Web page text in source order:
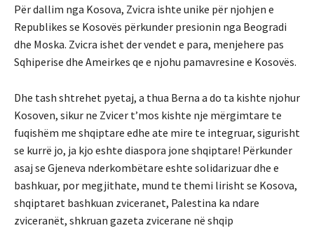
Për dallim nga Kosova, Zvicra ishte unike për njohjen e
Republikes se Kosovës përkunder presionin nga Beogradi
dhe Moska. Zvicra ishet der vendet e para, menjehere pas
Sqhiperise dhe Ameirkes qe e njohu pamavresine e Kosovës.
Dhe tash shtrehet pyetaj, a thua Berna a do ta kishte njohur
Kosoven, sikur ne Zvicer t’mos kishte nje mërgimtare te
fuqishëm me shqiptare edhe ate mire te integruar, sigurisht
se kurrë jo, ja kjo eshte diaspora jone shqiptare! Përkunder
asaj se Gjeneva nderkombëtare eshte solidarizuar dhe e
bashkuar, por megjithate, mund te themi lirisht se Kosova,
shqiptaret bashkuan zviceranet, Palestina ka ndare
zviceranët, shkruan gazeta zvicerane në shqip